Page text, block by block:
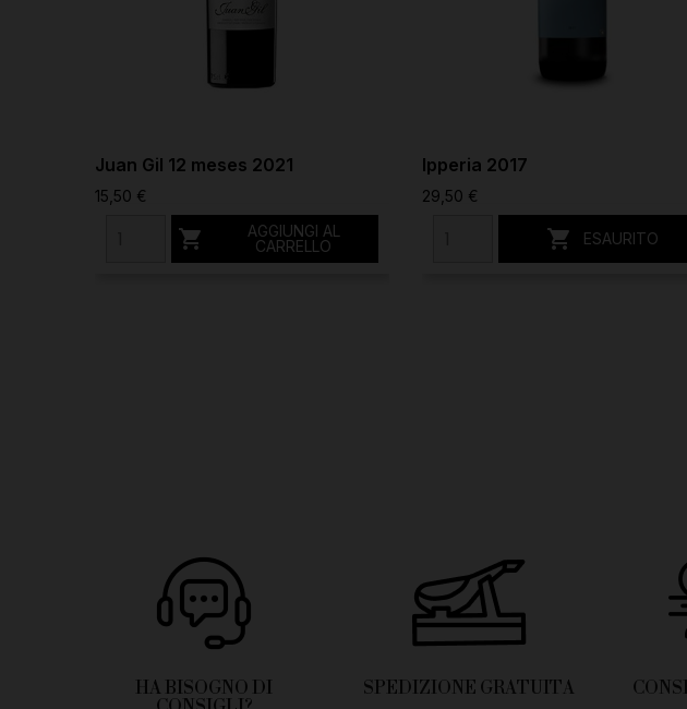
Juan Gil 12 meses 2021
15,50 €

AGGIUNGI AL
CARRELLO
Ipperia 2017
29,50 €
 ESAURITO
HA BISOGNO DI
SPEDIZIONE GRATUITA